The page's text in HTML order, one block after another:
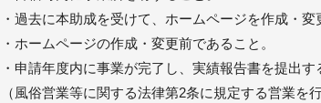
・過去に本助成を受けて、ホームページを作成・変
・ホームページの作成・変更前であること。
・申請年度内に事業が完了し、実績報告書を提出す
（風俗営業等に関する法律第2条に規定する営業を